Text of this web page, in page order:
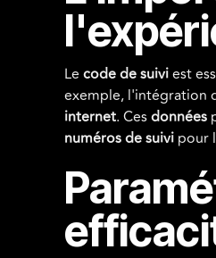
Le code de suiviest
exemple, l'intégration
internet. Cesdonnées
numéros de suivi pour